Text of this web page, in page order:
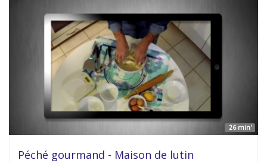
26 min'
Péché gourmand - Maison de lutin